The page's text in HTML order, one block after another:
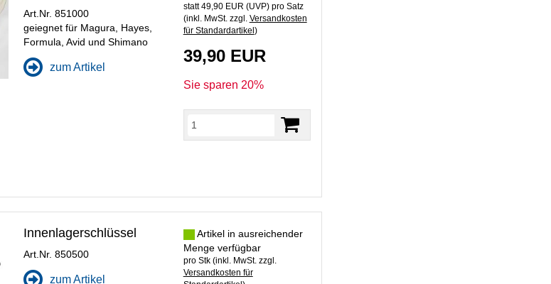
Art.Nr. 851000
geiegnet für Magura, Hayes,
Formula, Avid und Shimano
zum Artikel
statt49,90 EUR (UVP) pro Satz
(inkl. MwSt. zzgl. Versandkosten
für Standardartikel )
39,90 EUR
Sie sparen 20%
Innenlagerschlüssel
Art.Nr. 850500
zum Artikel
Artikel in ausreichender
Menge verfügbar
pro Stk (inkl. MwSt. zzgl.
Versandkosten für